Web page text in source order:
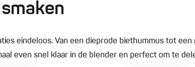
eindeloos. Van een dieprode biethummus tot
even snel klaar in de blender en perfect om te